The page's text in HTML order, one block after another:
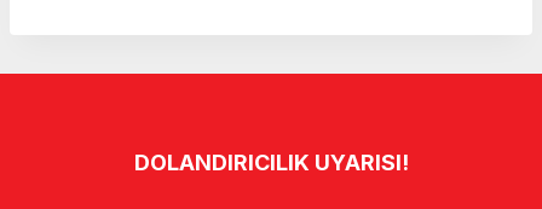
DOLANDIRICILIK UYARISI!